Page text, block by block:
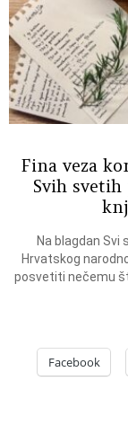
Fina veza
Svih
Na blagdan Svi
Hrvatskog
posvetiti nečemu
Facebook